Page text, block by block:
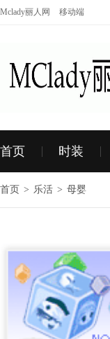
Mclady丽人网 移动端
首页 时装
首页 > 乐活 > 母婴